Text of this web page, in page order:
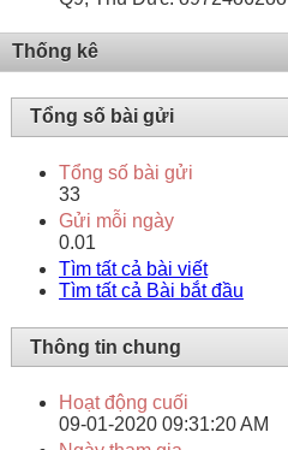
Thống kê
Tổng số bài gửi
Tổng số bài gửi
33
Gửi mỗi ngày
0.01
Tìm tất cả bài viết
Tìm tất cả Bài bắt đầu
Thông tin chung
Hoạt động cuối
09-01-2020 09:31:20 AM